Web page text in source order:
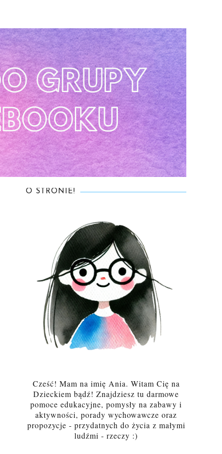
O STRONIE!
Cześć! Mam na imię Ania. Witam Cię na
Dzieckiem bądź! Znajdziesz tu darmowe
pomoce edukacyjne, pomysły na zabawy i
aktywności, porady wychowawcze oraz
propozycje - przydatnych do życia z małymi
ludźmi - rzeczy :)